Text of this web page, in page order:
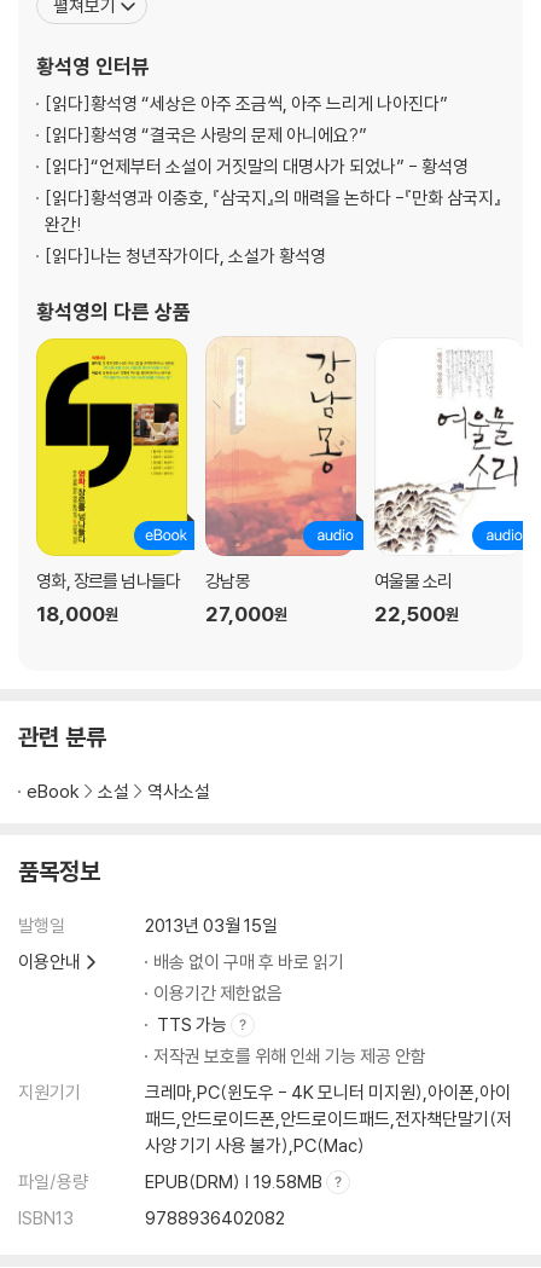
《강남몽》, 《낯익은 세상》, 《여울물 소리》, 《해질 무렵》, 《철도원 삼
룬 《무기
펼쳐보기
황석영 인터뷰
[읽다]황석영 “세상은 아주 조금씩, 아주 느리게 나아진다”
[읽다]황석영 “결국은 사랑의 문제 아니에요?”
[읽다]“언제부터 소설이 거짓말의 대명사가 되었나” - 황석영
[읽다]황석영과 이충호, 『삼국지』의 매력을 논하다 -『만화 삼국지』
완간!
[읽다]나는 청년작가이다, 소설가 황석영
황석영의 다른 상품
영화, 장르를 넘나들다
18,000원
강남몽
27,000원
여울물 소리
22,500원
관련 분류
eBook 소설 역사소설
품목정보
발행일
2013년 03월 15일
이용안내
배송 없이 구매 후 바로 읽기
이용기간 제한없음
TTS 가능
저작권 보호를 위해 인쇄 기능 제공 안함
지원기기
크레마,PC(윈도우 - 4K 모니터 미지원),아이폰,아이
패드,안드로이드폰,안드로이드패드,전자책단말기(저
사양 기기 사용 불가),PC(Mac)
파일/용량
EPUB(DRM) | 19.58MB
ISBN13
9788936402082